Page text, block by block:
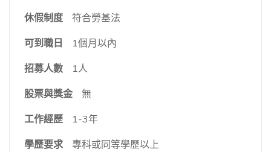
休假制度
符合勞基法
可到職日
1個月以內
招募人數
1人
股票與獎金
無
工作經歷
1-3年
學歷要求
專科或同等學歷以上